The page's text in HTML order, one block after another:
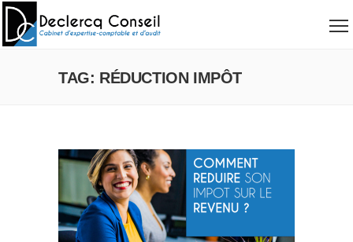
TAG: RÉDUCTION IMPÔT